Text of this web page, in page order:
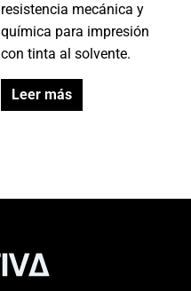
resistencia mecánica y
química para impresión
con tinta al solvente.
Leer más